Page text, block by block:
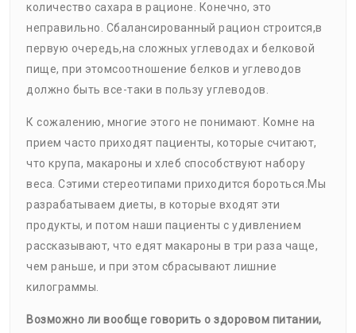
количество сахара в рационе. Конечно, это
неправильно. Сбалансированный рацион строится,в
первую очередь,на сложных углеводах и белковой
пище, при этомсоотношение белков и углеводов
должно быть все-таки в пользу углеводов.
К сожалению, многие этого не понимают. Комне на
прием часто приходят пациенты, которые считают,
что крупа, макароны и хлеб способствуют набору
веса. Сэтими стереотипами приходится бороться.Мы
разрабатываем диеты, в которые входят эти
продукты, и потом наши пациенты с удивлением
рассказывают, что едят макароны в три раза чаще,
чем раньше, и при этом сбрасывают лишние
килограммы.
Возможно ли вообще говорить о здоровом питании,